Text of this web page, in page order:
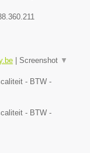
Screenshot ▼
- BTW -
- BTW -